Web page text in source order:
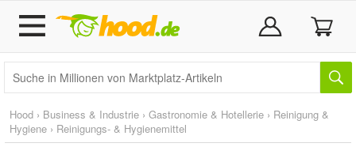
Hood › Business & Industrie › Gastronomie & Hotellerie › Reinigung &
Hygiene › Reinigungs- & Hygienemittel